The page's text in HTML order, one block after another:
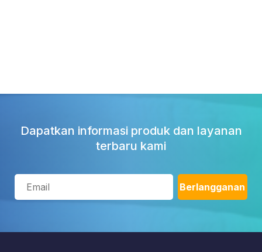
Dapatkan informasi produk dan layanan
terbaru kami